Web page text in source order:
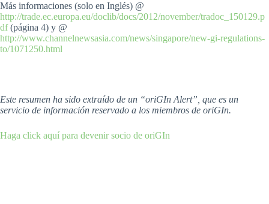
Más informaciones (solo en Inglés) @
http://trade.ec.europa.eu/doclib/docs/2012/november/tradoc_150129.p
df(página 4) y @
http://www.channelnewsasia.com/news/singapore/new-gi-regulations-
to/1071250.html
Este resumen ha sido extraído de un “oriGIn Alert”, que es un
servicio de información reservado a los miembros de oriGIn.
Haga click aquí para devenir socio de oriGIn